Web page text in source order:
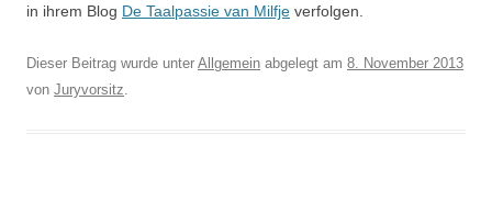
in ihrem Blog De Taalpassie van Milfje verfolgen.
Dieser Beitrag wurde unter Allgemein abgelegt am 8. November 2013
von Juryvorsitz